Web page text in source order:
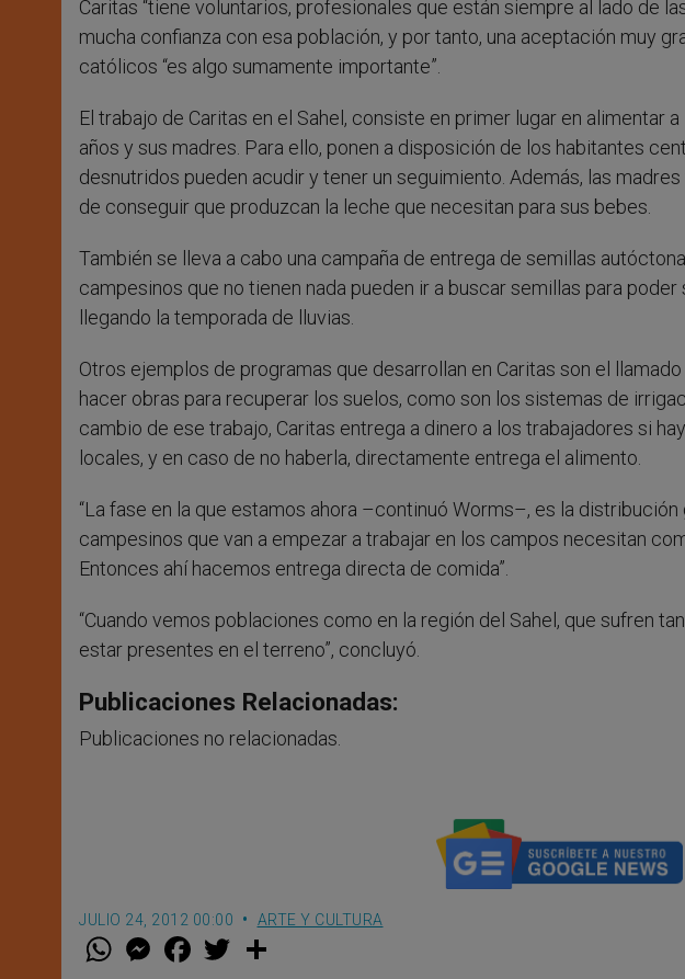
Caritas “tiene voluntarios, profesionales que están siempre al lado de
mucha confianza con esa población, y por tanto, una aceptación muy
católicos “es algo sumamente importante”.
El trabajo de Caritas en el Sahel, consiste en primer lugar en alimentar
años y sus madres. Para ello, ponen a disposición de los habitantes
desnutridos pueden acudir y tener un seguimiento. Además, las
de conseguir que produzcan la leche que necesitan para sus bebes.
También se lleva a cabo una campaña de entrega de semillas
campesinos que no tienen nada pueden ir a buscar semillas para
llegando la temporada de lluvias.
Otros ejemplos de programas que desarrollan en Caritas son el llamado
hacer obras para recuperar los suelos, como son los sistemas de
cambio de ese trabajo, Caritas entrega a dinero a los trabajadores si
locales, y en caso de no haberla, directamente entrega el alimento.
“La fase en la que estamos ahora –continuó Worms–, es la
campesinos que van a empezar a trabajar en los campos necesitan
Entonces ahí hacemos entrega directa de comida”.
“Cuando vemos poblaciones como en la región del Sahel, que sufren
estar presentes en el terreno”, concluyó.
Publicaciones Relacionadas:
Publicaciones no relacionadas.
JULIO 24, 2012 00:00 ARTE Y CULTURA
W M
e
F
a w